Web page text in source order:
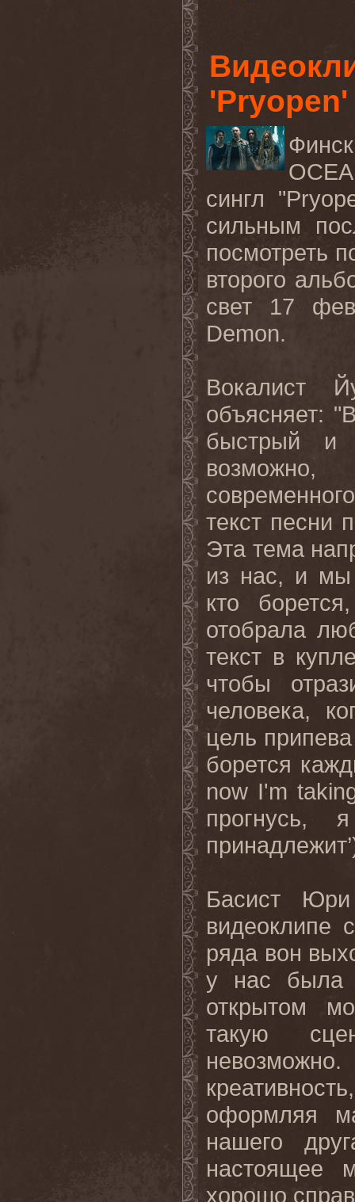
сингл
сильным
посмотреть
второго
свет 17
Demon.
Вокалист
объясняет:
быстрый и
текст песни
Эта тема
из нас, и мы
кто
отобрала
текст в
чтобы
человека,
цель
борется
now I'm
Басист
видеоклипе
ряда вон
у нас была
открытом
такую
оформляя
нашего
настоящее
хорошо